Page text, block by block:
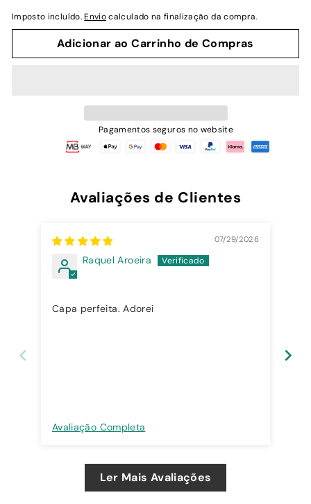
Imposto incluído.Enviocalculado na finalização da compra.
Adicionar ao Carrinho de Compras
Pagamentos seguros no website
Avaliações de Clientes
07/29/2026
Raquel Aroeira
Capa perfeita. Adorei
Avaliação Completa
Ler Mais Avaliações